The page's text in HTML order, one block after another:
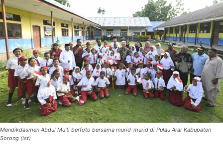
Mendikdasmen Abdul Mu'ti berfoto bersama murid-murid di Pulau Arar Kabupaten
Sorong (ist)